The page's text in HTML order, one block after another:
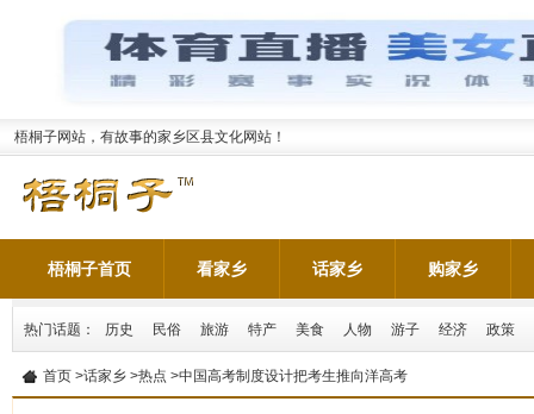
梧桐子网站，有故事的家乡区县文化网站！
梧桐子首页 看家乡 话家乡 购家乡
热门话题： 历史 民俗 旅游 特产 美食 人物 游子 经济 政策
首页 >话家乡 >热点 >中国高考制度设计把考生推向洋高考